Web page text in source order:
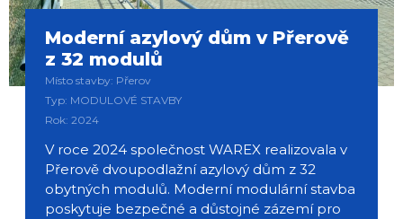
Moderní azylový dům v Přerově
z 32 modulů
Místo stavby: Přerov
Typ: MODULOVÉ STAVBY
Rok: 2024
V roce 2024 společnost WAREX realizovala v
Přerově dvoupodlažní azylový dům z 32
obytných modulů. Moderní modulární stavba
poskytuje bezpečné a důstojné zázemí pro